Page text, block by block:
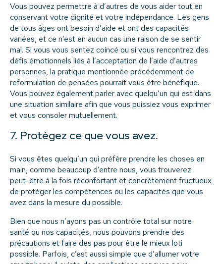
Vous pouvez permettre à d’autres de vous aider tout en
conservant votre dignité et votre indépendance. Les gens
de tous âges ont besoin d’aide et ont des capacités
variées, et ce n’est en aucun cas une raison de se sentir
mal. Si vous vous sentez coincé ou si vous rencontrez des
défis émotionnels liés à l’acceptation de l’aide d’autres
personnes, la pratique mentionnée précédemment de
reformulation de pensées pourrait vous être bénéfique.
Vous pouvez également parler avec quelqu’un qui est dans
une situation similaire afin que vous puissiez vous exprimer
et vous consoler mutuellement.
7. Protégez ce que vous avez.
Si vous êtes quelqu’un qui préfère prendre les choses en
main, comme beaucoup d’entre nous, vous trouverez
peut-être à la fois réconfortant et concrètement fructueux
de protéger les compétences ou les capacités que vous
avez dans la mesure du possible.
Bien que nous n’ayons pas un contrôle total sur notre
santé ou nos capacités, nous pouvons prendre des
précautions et faire des pas pour être le mieux loti
possible. Parfois, c’est aussi simple que d’allumer votre